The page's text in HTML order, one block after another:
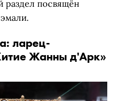
раздел посвящён
ларец-
Жанны д'Арк»